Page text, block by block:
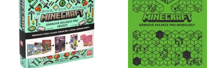
Jazyky
Kalendáře
Komiks